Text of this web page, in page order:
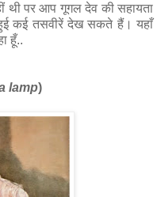
थी पर आप गूगल देव की सहायता
हुई कई तसवीरें देख सकते हैं। यहाँ
हूँ..
lamp)